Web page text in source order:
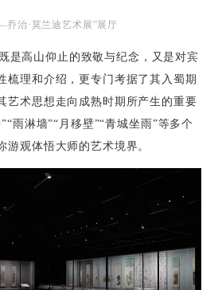
乔治·莫兰迪艺术展”展厅
是高山仰止的致敬与纪念，又是对宾
梳理和介绍，更专门考据了其入蜀期
艺术思想走向成熟时期所产生的重要
雨淋墙”“月移壁”“青城坐雨”等多个
游观体悟大师的艺术境界。